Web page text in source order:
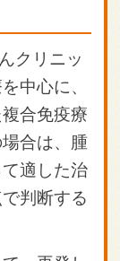
クリニッ
中心に、
合免疫療
合は、腫
適した治
判断する